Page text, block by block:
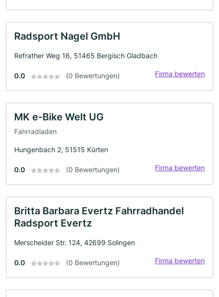
Radsport Nagel GmbH
Refrather Weg 16, 51465 Bergisch Gladbach
0.0 (0 Bewertungen) Firma bewerten
MK e-Bike Welt UG
Fahrradladen
Hungenbach 2, 51515 Kürten
0.0 (0 Bewertungen) Firma bewerten
Britta Barbara Evertz Fahrradhandel
Radsport Evertz
Merscheider Str. 124, 42699 Solingen
0.0 (0 Bewertungen) Firma bewerten